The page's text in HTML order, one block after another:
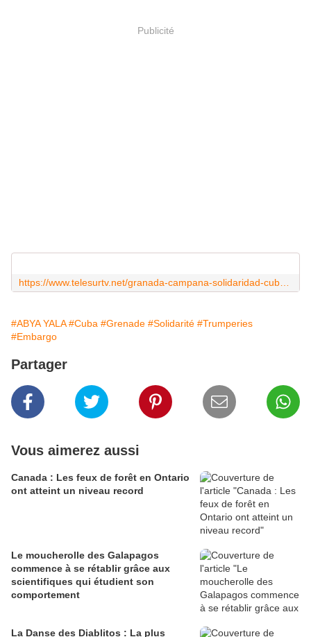
Publicité
#ABYA YALA #Cuba #Grenade #Solidarité #Trumperies
#Embargo
Partager
Vous aimerez aussi
Canada : Les feux de forêt en Ontario
ont atteint un niveau record
Le moucherolle des Galapagos
commence à se rétablir grâce aux
scientifiques qui étudient son
comportement
La Danse des Diablitos : La plus